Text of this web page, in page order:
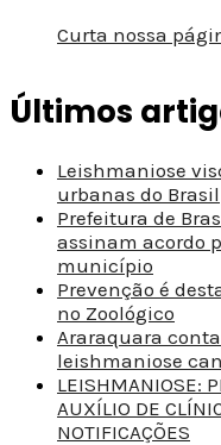
Curta nossa
Últimos
Leishmaniose
urbanas do Brasil
Prefeitura de
assinam acordo
município
Prevenção é
no Zoológico
Araraquara
leishmaniose
LEISHMANIOSE:
AUXÍLIO DE
NOTIFICAÇÕES